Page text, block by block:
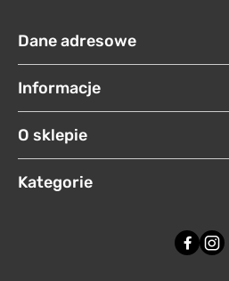
Dane adresowe
Informacje
O sklepie
Kategorie